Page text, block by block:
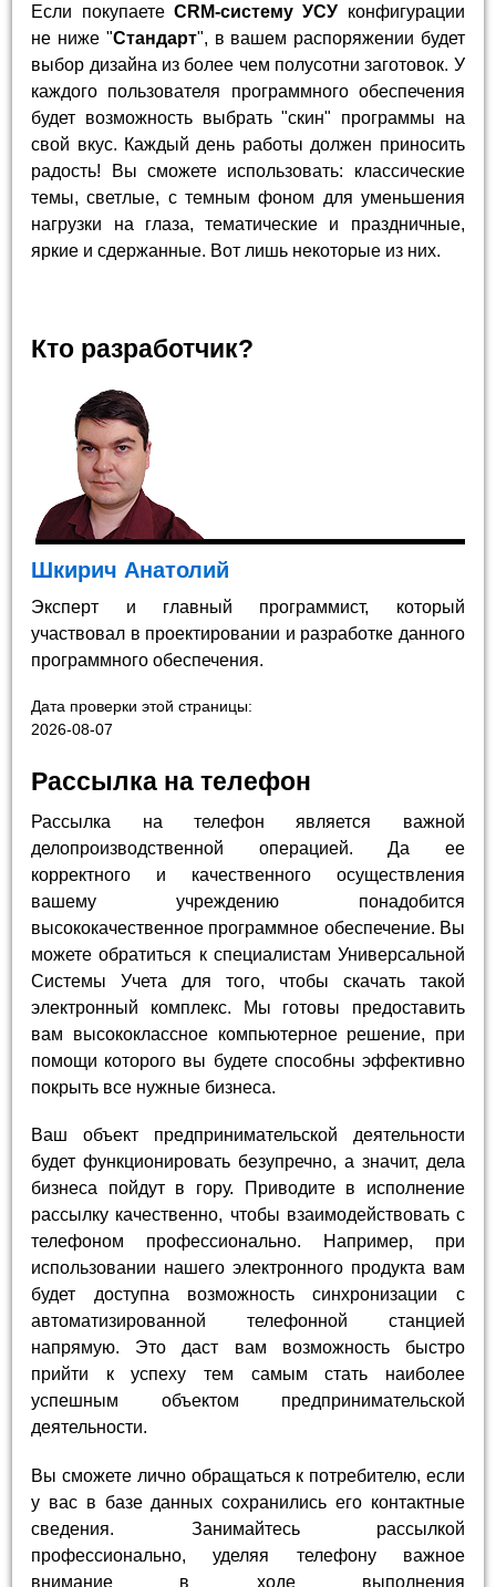
Если покупаете CRM-систему УСУ конфигурации
не ниже "Стандарт", в вашем распоряжении будет
выбор дизайна из более чем полусотни заготовок. У
каждого пользователя программного обеспечения
будет возможность выбрать "скин" программы на
свой вкус. Каждый день работы должен приносить
радость! Вы сможете использовать: классические
темы, светлые, с темным фоном для уменьшения
нагрузки на глаза, тематические и праздничные,
яркие и сдержанные. Вот лишь некоторые из них.
Кто разработчик?
Шкирич Анатолий
Эксперт и главный программист, который
участвовал в проектировании и разработке данного
программного обеспечения.
Дата проверки этой страницы:
2026-08-07
Рассылка на телефон
Рассылка на телефон является важной
делопроизводственной операцией. Да ее
корректного и качественного осуществления
вашему учреждению понадобится
высококачественное программное обеспечение. Вы
можете обратиться к специалистам Универсальной
Системы Учета для того, чтобы скачать такой
электронный комплекс. Мы готовы предоставить
вам высококлассное компьютерное решение, при
помощи которого вы будете способны эффективно
покрыть все нужные бизнеса.
Ваш объект предпринимательской деятельности
будет функционировать безупречно, а значит, дела
бизнеса пойдут в гору. Приводите в исполнение
рассылку качественно, чтобы взаимодействовать с
телефоном профессионально. Например, при
использовании нашего электронного продукта вам
будет доступна возможность синхронизации с
автоматизированной телефонной станцией
напрямую. Это даст вам возможность быстро
прийти к успеху тем самым стать наиболее
успешным объектом предпринимательской
деятельности.
Вы сможете лично обращаться к потребителю, если
у вас в базе данных сохранились его контактные
сведения. Занимайтесь рассылкой
профессионально, уделяя телефону важное
внимание в ходе выполнения